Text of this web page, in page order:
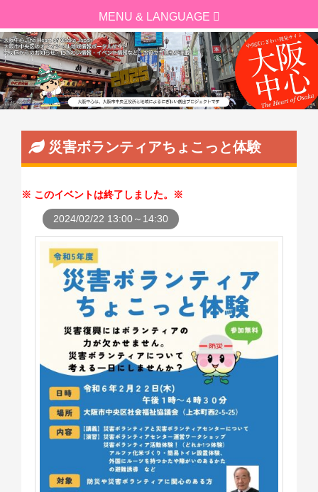
災害ボランティアちょこっと体験
このイベントは終了しました。
2024/02/22 13:00～14:30